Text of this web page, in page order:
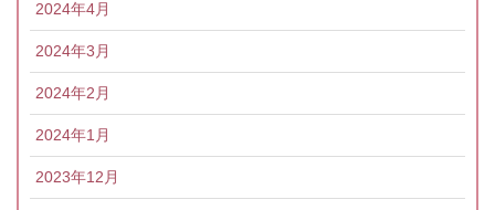
2024年4月
2024年3月
2024年2月
2024年1月
2023年12月